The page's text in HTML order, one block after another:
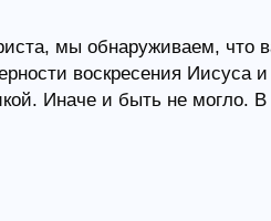
мы обнаруживаем, что
воскресения Иисуса
Иначе и быть не могло. В